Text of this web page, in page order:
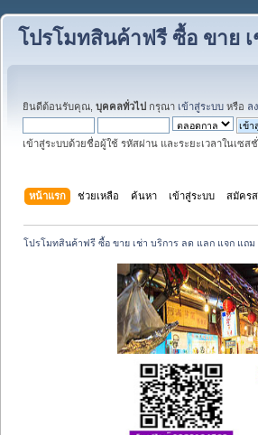
โปรโมทสินค้าฟรี ซื้อ ขาย
ยินดีต้อนรับคุณ, บุคคลทั่วไป กรุณา เข้าสู่ระบบ หรือ ล
เข้าสู่ระบบด้วยชื่อผู้ใช้ รหัสผ่าน และระยะเวลาในเซส
หน้าแรก ช่วยเหลือ ค้นหา เข้าสู่ระบบ สมัคร
โปรโมทสินค้าฟรี ซื้อ ขาย เช่า บริการ ลด แลก แจก แถม